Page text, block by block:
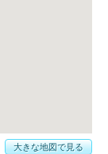
大きな地図で見る